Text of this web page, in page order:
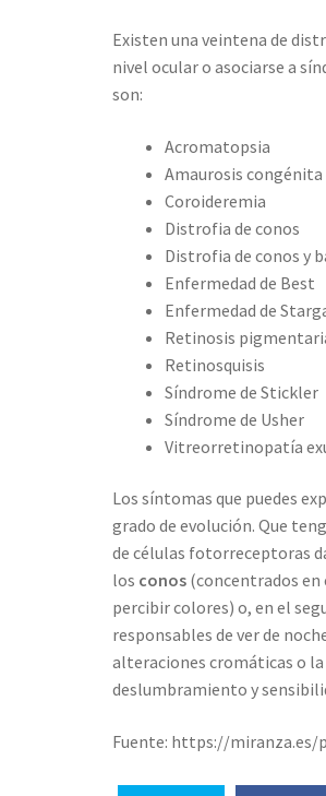
Existen una veintena de
nivel ocular o asociarse a
son:
Acromatopsia
Amaurosis congénita
Coroideremia
Distrofia de conos
Distrofia de conos y
Enfermedad de Best
Enfermedad de
Retinosis
Retinosquisis
Síndrome de Stickler
Síndrome de Usher
Vitreorretinopatía
Los síntomas que puedes
grado de evolución. Que
de células fotorreceptoras
los conos (concentrados
percibir colores) o, en el
responsables de ver de
alteraciones cromáticas o
deslumbramiento y
Fuente: https://